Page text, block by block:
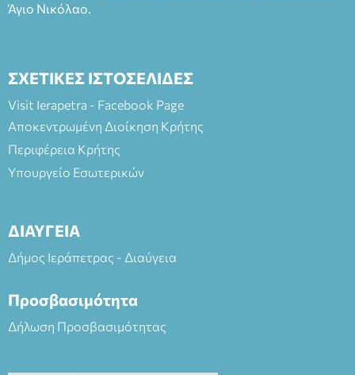
Άγιο Νικόλαο.
ΣΧΕΤΙΚΕΣ ΙΣΤΟΣΕΛΙΔΕΣ
Visit Ierapetra - Facebook Page
Αποκεντρωμένη Διοίκηση Κρήτης
Περιφέρεια Κρήτης
Υπουργείο Εσωτερικών
ΔΙΑΥΓΕΙΑ
Δήμος Ιεράπετρας - Διαύγεια
Προσβασιμότητα
Δήλωση Προσβασιμότητας